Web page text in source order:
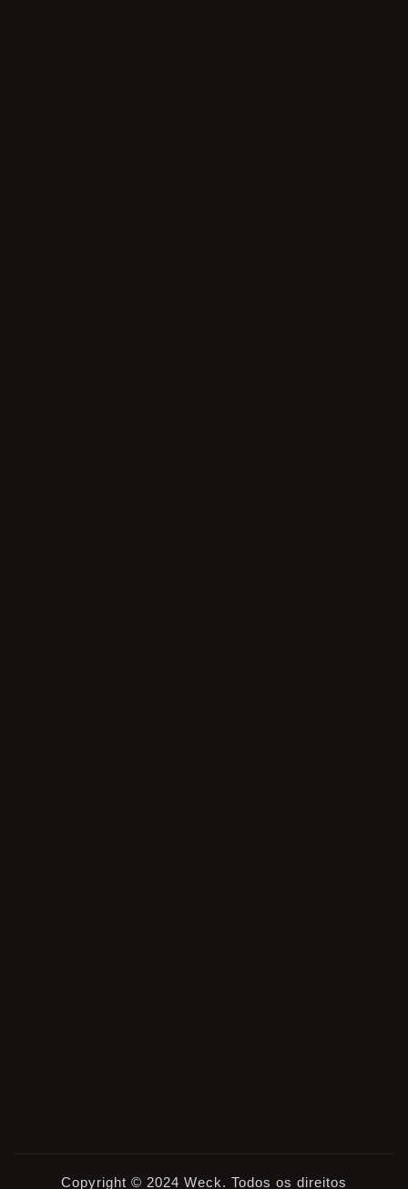
Copyright © 2024 Weck. Todos os direitos